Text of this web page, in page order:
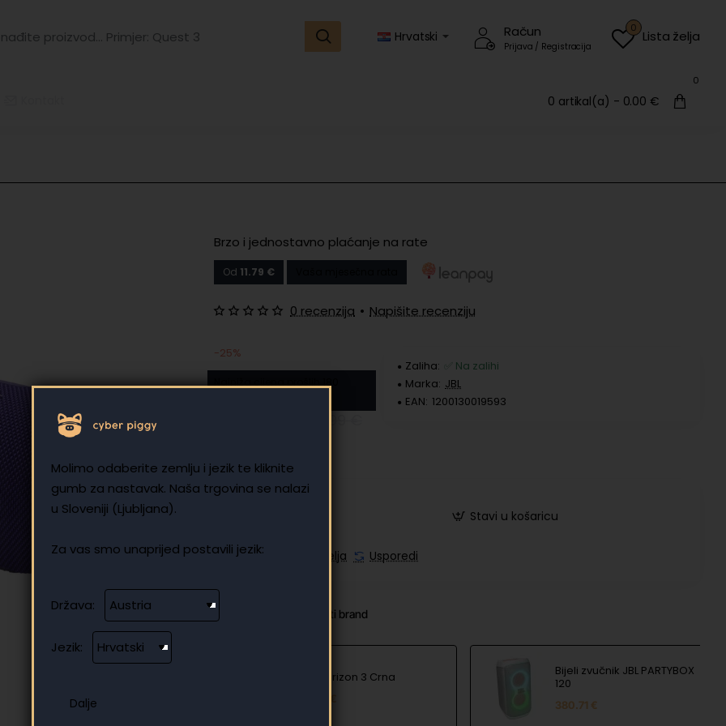
Molimo odaberite zemlju i jezik te kliknite
gumb za nastavak. Naša trgovina se nalazi
u Sloveniji (Ljubljana).
Za vas smo unaprijed postavili jezik:
Država:
Jezik:
Hrvatski Račun
Prijava / Registracija
Lista želja
0
0 artikal(a) - 0.00 €
0
Brzo i jednostavno plaćanje na rate
Od 11.79 €
0 recenzija • Napišite recenziju
-25%
Zaliha:
✅ Na zalihi
Marka: JBL
EAN: 1200130019593
Stavi u košaricu
Dodaj u listu želja Usporedi
Isti brand
JBL Horizon 3 Crna
Bijeli zvučnik JBL PARTYBOX
120
380.71 €